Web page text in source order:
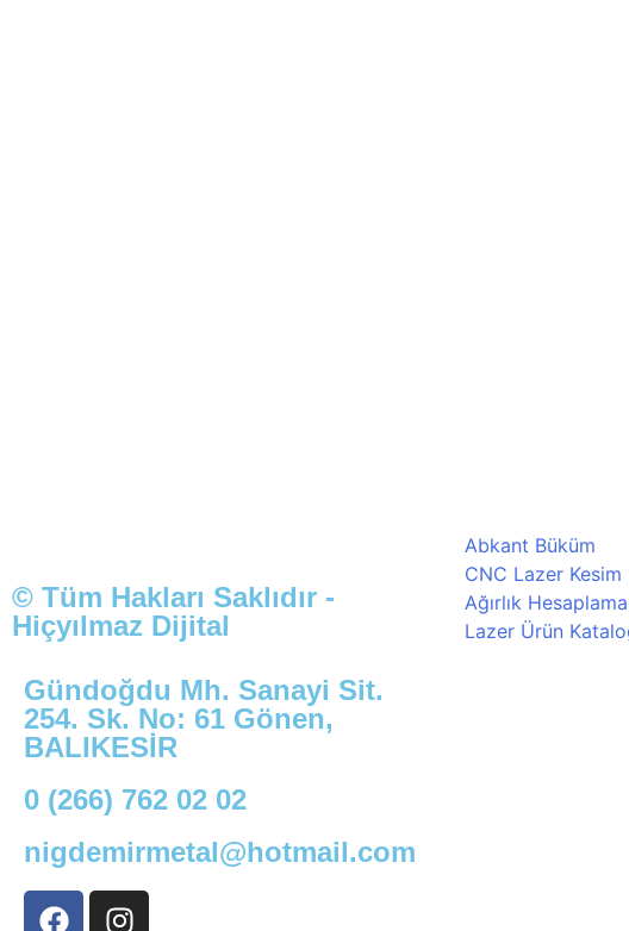
© Tüm Hakları Saklıdır -
Hiçyılmaz Dijital
Gündoğdu Mh. Sanayi Sit.
254. Sk. No: 61 Gönen,
BALIKESİR
0 (266) 762 02 02
nigdemirmetal@hotmail.com
Abkant Büküm
CNC Lazer Kesim
Ağırlık Hesaplama
Lazer Ürün